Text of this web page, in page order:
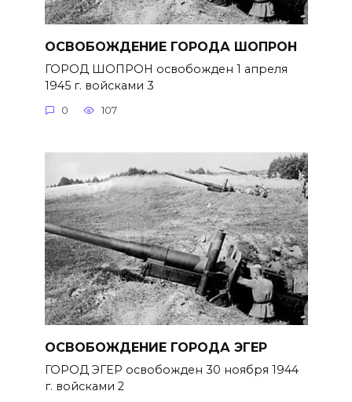
ОСВОБОЖДЕНИЕ ГОРОДА ШОПРОН
ГОРОД ШОПРОН освобожден 1 апреля
1945 г. войсками 3
0 107
ОСВОБОЖДЕНИЕ ГОРОДА ЭГЕР
ГОРОД ЭГЕР освобожден 30 ноября 1944
г. войсками 2